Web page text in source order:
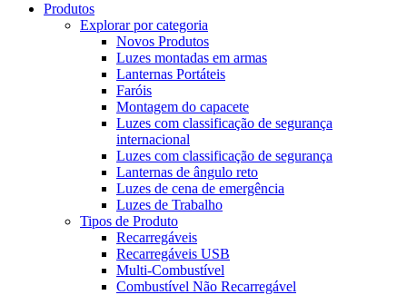
Produtos
Explorar por categoria
Novos Produtos
Luzes montadas em armas
Lanternas Portáteis
Faróis
Montagem do capacete
Luzes com classificação de segurança
internacional
Luzes com classificação de segurança
Lanternas de ângulo reto
Luzes de cena de emergência
Luzes de Trabalho
Tipos de Produto
Recarregáveis
Recarregáveis USB
Multi-Combustível
Combustível Não Recarregável